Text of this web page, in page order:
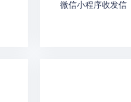
微信小程序收发信